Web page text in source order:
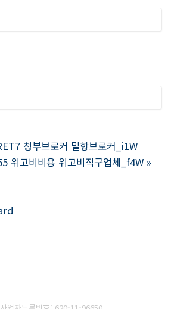
청부브로커 밀항브로커_i1W
위고비비용 위고비직구업체_f4W »